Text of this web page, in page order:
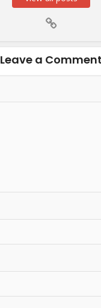
Leave a Comment